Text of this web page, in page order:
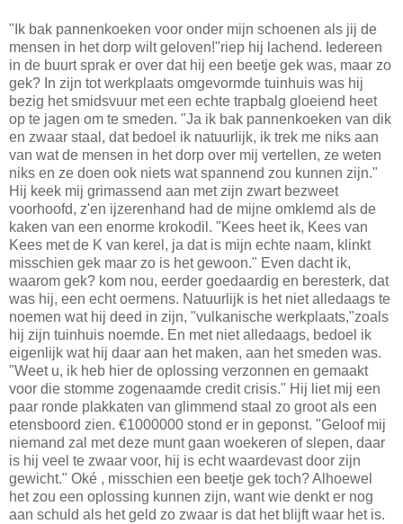
"Ik bak pannenkoeken voor onder mijn schoenen als jij de
mensen in het dorp wilt geloven!"riep hij lachend. Iedereen
in de buurt sprak er over dat hij een beetje gek was, maar zo
gek? In zijn tot werkplaats omgevormde tuinhuis was hij
bezig het smidsvuur met een echte trapbalg gloeiend heet
op te jagen om te smeden. "Ja ik bak pannenkoeken van dik
en zwaar staal, dat bedoel ik natuurlijk, ik trek me niks aan
van wat de mensen in het dorp over mij vertellen, ze weten
niks en ze doen ook niets wat spannend zou kunnen zijn."
Hij keek mij grimassend aan met zijn zwart bezweet
voorhoofd, z'en ijzerenhand had de mijne omklemd als de
kaken van een enorme krokodil. "Kees heet ik, Kees van
Kees met de K van kerel, ja dat is mijn echte naam, klinkt
misschien gek maar zo is het gewoon." Even dacht ik,
waarom gek? kom nou, eerder goedaardig en beresterk, dat
was hij, een echt oermens. Natuurlijk is het niet alledaags te
noemen wat hij deed in zijn, "vulkanische werkplaats,"zoals
hij zijn tuinhuis noemde. En met niet alledaags, bedoel ik
eigenlijk wat hij daar aan het maken, aan het smeden was.
"Weet u, ik heb hier de oplossing verzonnen en gemaakt
voor die stomme zogenaamde credit crisis." Hij liet mij een
paar ronde plakkaten van glimmend staal zo groot als een
etensboord zien. €1000000 stond er in geponst. "Geloof mij
niemand zal met deze munt gaan woekeren of slepen, daar
is hij veel te zwaar voor, hij is echt waardevast door zijn
gewicht." Oké , misschien een beetje gek toch? Alhoewel
het zou een oplossing kunnen zijn, want wie denkt er nog
aan schuld als het geld zo zwaar is dat het blijft waar het is.